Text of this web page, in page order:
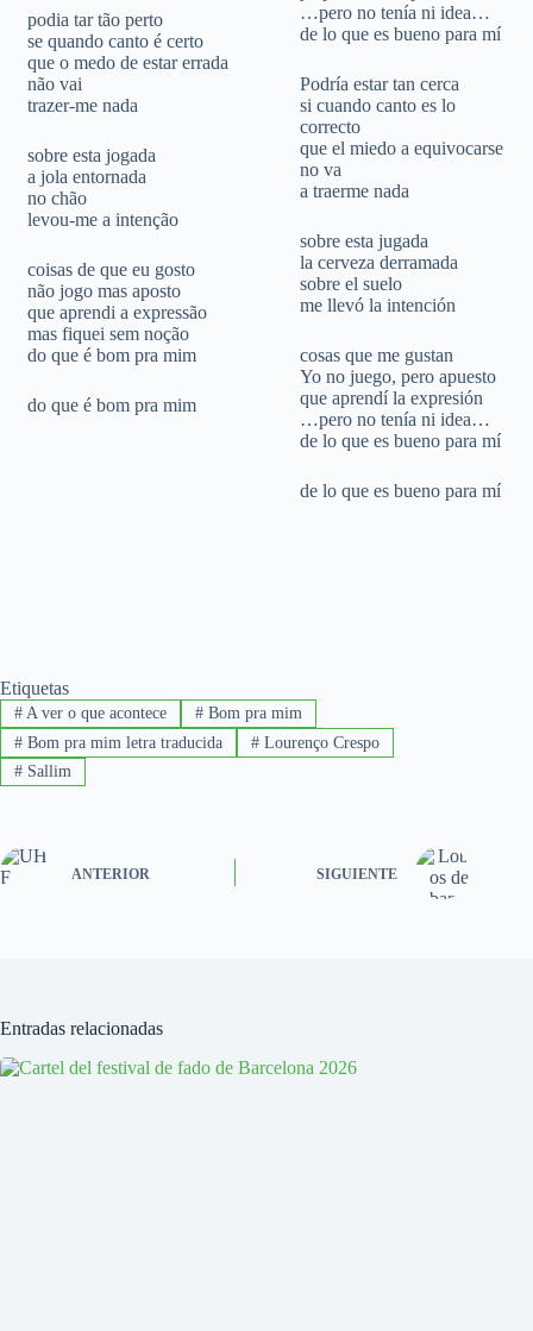
podia tar tão perto
se quando canto é certo
que o medo de estar errada
não vai
trazer-me nada
sobre esta jogada
a jola entornada
no chão
levou-me a intenção
coisas de que eu gosto
não jogo mas aposto
que aprendi a expressão
mas fiquei sem noção
do que é bom pra mim
do que é bom pra mim
…pero no tenía ni idea…
de lo que es bueno para mí
Podría estar tan cerca
si cuando canto es lo
correcto
que el miedo a equivocarse
no va
a traerme nada
sobre esta jugada
la cerveza derramada
sobre el suelo
me llevó la intención
cosas que me gustan
Yo no juego, pero apuesto
que aprendí la expresión
…pero no tenía ni idea…
de lo que es bueno para mí
de lo que es bueno para mí
Etiquetas
#A ver o que acontece #Bom pra mim
#Bom pra mim letra traducida #Lourenço Crespo
#Sallim
ANTERIOR SIGUIENTE
Entradas relacionadas